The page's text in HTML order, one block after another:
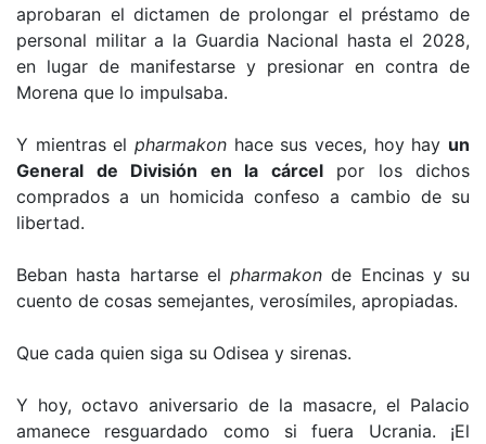
aprobaran el dictamen de prolongar el préstamo de
personal militar a la Guardia Nacional hasta el 2028,
en lugar de manifestarse y presionar en contra de
Morena que lo impulsaba.
Y mientras el pharmakon hace sus veces, hoy hay un
General de División en la cárcelpor los dichos
comprados a un homicida confeso a cambio de su
libertad.
Beban hasta hartarse el pharmakon de Encinas y su
cuento de cosas semejantes, verosímiles, apropiadas.
Que cada quien siga su Odisea y sirenas.
Y hoy, octavo aniversario de la masacre, el Palacio
amanece resguardado como si fuera Ucrania. ¡El